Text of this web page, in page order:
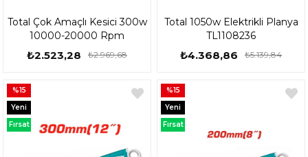
Total Çok Amaçlı Kesici 300w
10000-20000 Rpm
₺2.523,28 ₺2.969,68
Total 1050w Elektrikli Planya
TL1108236
₺4.368,86 ₺5.139,84
%15
Yeni
Ürün
Fırsat
%15
Yeni
Ürün
Fırsat